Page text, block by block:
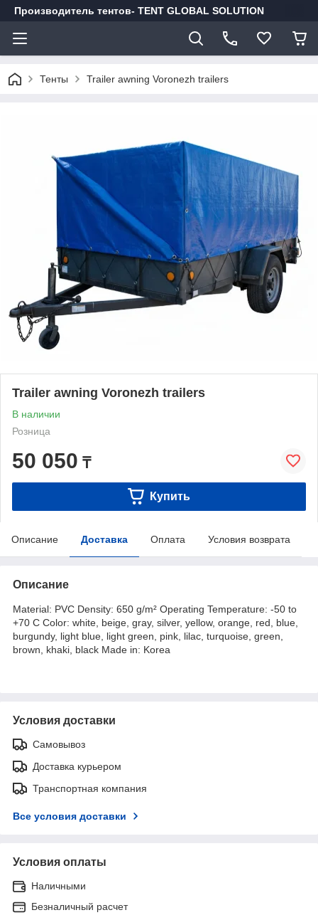
Производитель тентов- TENT GLOBAL SOLUTION
Тенты Trailer awning Voronezh trailers
Trailer awning Voronezh trailers
В наличии
Розница
50 050 ₸
Купить
Описание Доставка Оплата Условия возврата
Описание
Material: PVC Density: 650 g/m² Operating Temperature: -50 to
+70 C Color: white, beige, gray, silver, yellow, orange, red, blue,
burgundy, light blue, light green, pink, lilac, turquoise, green,
brown, khaki, black Made in: Korea
Условия доставки
Самовывоз
Доставка курьером
Транспортная компания
Все условия доставки
Условия оплаты
Наличными
Безналичный расчет